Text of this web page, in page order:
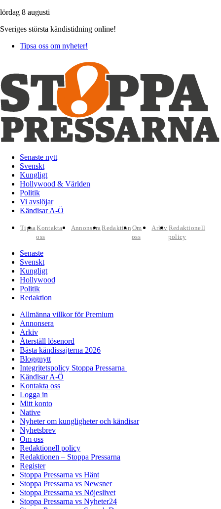
lördag 8 augusti
Sveriges största kändistidning online!
Tipsa oss om nyheter!
Senaste nytt
Svenskt
Kungligt
Hollywood & Världen
Politik
Vi avslöjar
Kändisar A-Ö
TipsaKontakta
oss
AnnonseraRedaktion Om
oss
Arkiv Redaktionell
policy
Senaste
Svenskt
Kungligt
Hollywood
Politik
Redaktion
Allmänna villkor för Premium
Annonsera
Arkiv
Återställ lösenord
Bästa kändissajterna 2026
Bloggnytt
Integritetspolicy Stoppa Pressarna
Kändisar A-Ö
Kontakta oss
Logga in
Mitt konto
Native
Nyheter om kungligheter och kändisar
Nyhetsbrev
Om oss
Redaktionell policy
Redaktionen – Stoppa Pressarna
Register
Stoppa Pressarna vs Hänt
Stoppa Pressarna vs Newsner
Stoppa Pressarna vs Nöjeslivet
Stoppa Pressarna vs Nyheter24